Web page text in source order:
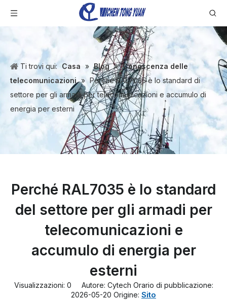
Ti trovi qui: Casa » Blog » Conoscenza delle
telecomunicazioni » Perché RAL7035 è lo standard di
settore per gli armadi per telecomunicazioni e accumulo di
energia per esterni
Perché RAL7035 è lo standard
del settore per gli armadi per
telecomunicazioni e
accumulo di energia per
esterni
Visualizzazioni: 0 Autore: Cytech Orario di pubblicazione:
2026-05-20 Origine: Sito